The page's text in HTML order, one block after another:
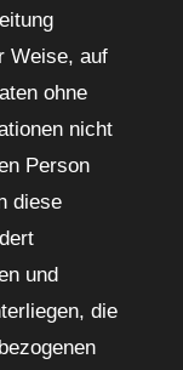
Weise, auf
ohne
nicht
Person
diese
und
die